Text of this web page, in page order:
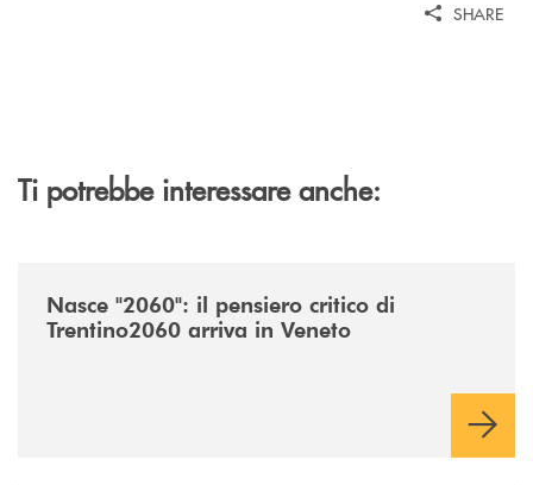
SHARE
Ti potrebbe interessare anche:
Nasce "2060": il pensiero critico di
Trentino2060 arriva in Veneto